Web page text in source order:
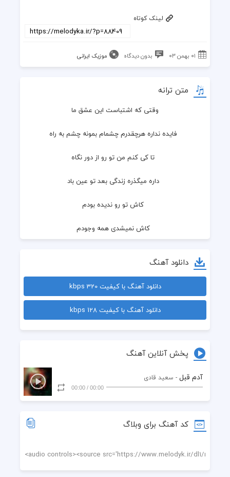
لینک کوتاه
۰۱ بهمن ۰۳ بدون دیدگاه موزیک ایرانی
متن ترانه
وقتی که اشتباست این عشق ما
  فایده نداره هرچقدرم چشمام بمونه چشم به راه
  تا کی کنم من تو رو از دور نگاه
  داره میگذره زندگی بعد تو عین باد
  کاش تو رو ندیده بودم
  کاش نمیشدی همه وجودم
  که در میای الان تو رو من
  من همون آدم قبلم
  واسه تو هی میزنه قلبم
  کم نشد فکر تو اصلا
  بدون تنگ شده دل من برات
دانلود آهنگ
دانلود آهنگ با کیفیت 320 kbps
دانلود آهنگ با کیفیت 128 kbps
پخش آنلاین آهنگ
آدم قبل - سعید قادی
00:00
/
00:00
کد آهنگ برای وبلاگ